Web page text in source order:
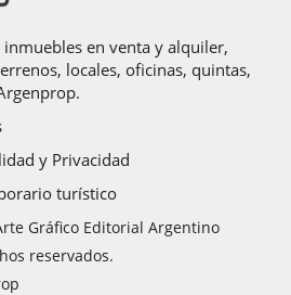
en venta y alquiler,
locales, oficinas, quintas,
y Privacidad
turístico
Gráfico Editorial Argentino
reservados.